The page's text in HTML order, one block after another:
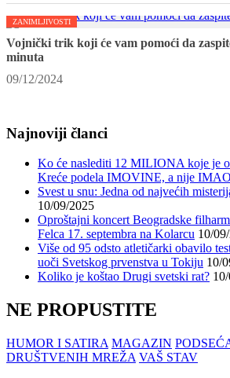
ZANIMLJIVOSTI
Vojnički trik koji će vam pomoći da
minuta
09/12/2024
Najnoviji članci
Ko će naslediti 12 MILIONA koje je
Kreće podela IMOVINE, a nije
Svest u snu: Jedna od najvećih
10/09/2025
Oproštajni koncert Beogradske
Felca 17. septembra na Kolarcu 10/
Više od 95 odsto atletičarki obavilo
uoči Svetskog prvenstva u Tokiju 10/
Koliko je koštao Drugi svetski rat?
NE PROPUSTITE
HUMOR I SATIRA MAGAZIN
DRUŠTVENIH MREŽA VAŠ STAV